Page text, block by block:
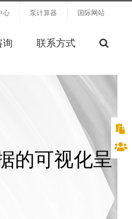
心 泵计算器 国际网站
询 联系方式
的可视化呈